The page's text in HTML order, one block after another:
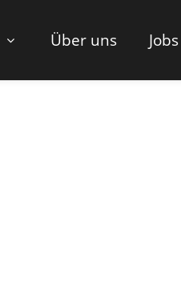
Über uns Jobs